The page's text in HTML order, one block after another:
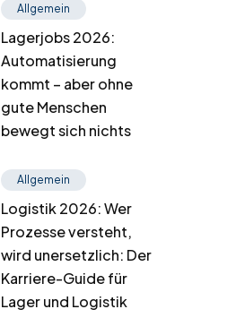
Allgemein
Lagerjobs 2026:
Automatisierung
kommt – aber ohne
gute Menschen
bewegt sich nichts
Allgemein
Logistik 2026: Wer
Prozesse versteht,
wird unersetzlich: Der
Karriere-Guide für
Lager und Logistik